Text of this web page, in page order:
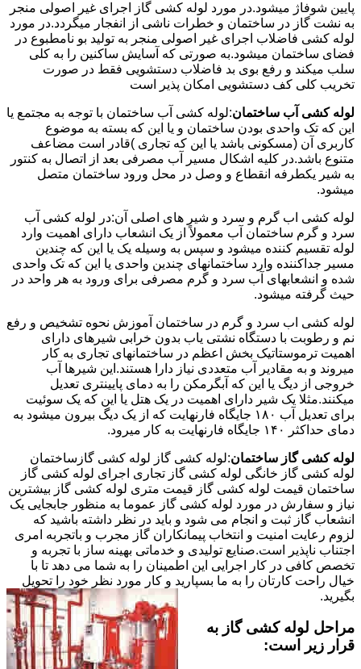
پایین شوفاژ میشود.در مورد لوله کشی گاز اجرای غیر اصولی منجر
به نشت گاز در ساختمان و خطرات ناشی از انفجار میگردد.در مورد
لوله کشی فاضلاب اجرای غیر اصولی منجر به تولید بو نامطبوع در
فضای ساختمان میشود.به صورتی که آسایش ساکنین را به کلی
سلب میکند و رفع بوی بد فاضلاب دستشویی فقط در صورت
تخریب کلی کف دستشویی امکان پذیر است
لوله کشی آب ساختمان:لوله کشی آب ساختمان با توجه به مجتمع یا
این که تک واحدی بودن ساختمان و یا این که بسته به موضوع
کاربری آن (مسکونی باشد یا این که تجاری )قادر است مضاعف
متنوع باشد.در کلیه اشکال مسیر آب مصرفی بعد از اتصال به کنتور
به شیر یکطرفه انقطاع و وصل در محل ورود ساختمان متصل
میشود.
لوله کشی اب گرم و سرد و شیر های اصلی آن:در لوله کشی آب
سرد و گرم ساختمان آب معمولاً از یک انشعاب دارای اهمیت وارد
لوله تقسیم کننده میشود و سپس به وسیله یک یا این که چندین
مسیر جداکننده وارد ساختمانهای چندین واحدی یا این که تک واحدی
شده و انشعابهای آب سرد و گرم مصرفی برای ورود به هر واحد در
حیث گرفته میشود.
لوله کشی اب سرد و گرم در ساختمان آموزش نحوه تشخیص و رفع
نم و رطوبت با دستگاه نشتی یاب بدون خرابی شیرهای دارای
اهمیت ترموستاتیک بخش اعظم در ساختمانهای تجاری به کار
میروند و به مقادیر آب متعددی نیاز دارا هستند.این شیرها آب
خروجی از دیگ یا این که آبگرمکن را به دمای پایینتری تعدیل
میکنند.مثلا یک شیر دارای اهمیت در یک هتل یا این که یک سوئیت
برای تعدیل آب ۱۸۰ جایگاه فارنهایت که از یک دیگ بیرون میشود به
دمای حداکثر ۱۴۰ جایگاه فارنهایت به کار میرود.
لوله کشی گاز ساختمان:لوله کشی گاز لوله کشی گازساختمان
لوله کشی گاز خانگی لوله کشی گاز تجاری اجرای لوله کشی گاز
ساختمان قیمت لوله کشی گاز قیمت متری لوله کشی گاز بیشترین
نیاز و سفارش در مورد لوله کشی گاز عموما به منظور جابجایی یک
انشعاب گاز ثبت و انجام می شود و باید در نظر داشته باشید که
لزوم رعایت امنیت و انتخاب پیمانکاران گاز مجرب و باتجربه امری
اجتناب ناپذیر است.صنایع تولیدی و خدماتی بهینه ساز با تجربه و
تخصص کافی در کار اجرایی این اطمینان را به شما می دهد تا با
خیال راحت کارتان را به ما بسپارید و کار مورد نظر خود را تحویل
بگیرید.
مراحل لوله کشی گاز به
قرار زیر است: